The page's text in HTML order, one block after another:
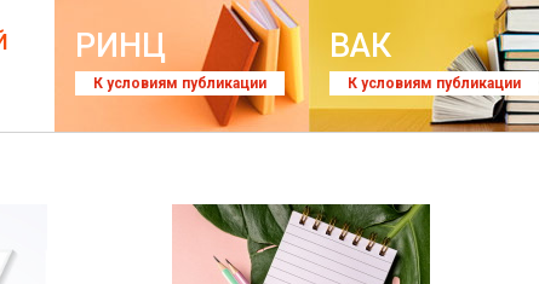
РИНЦ
К условиям публикации
ВАК
К условиям публикации